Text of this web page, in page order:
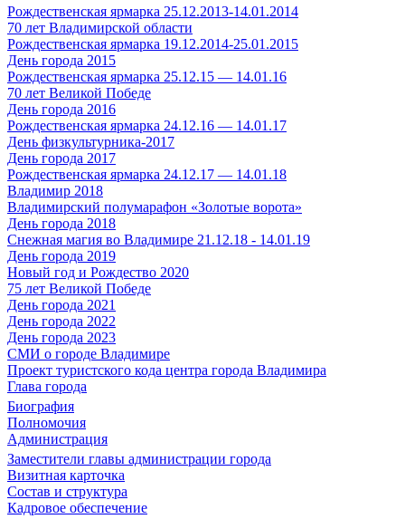
Рождественская ярмарка 25.12.2013-14.01.2014
70 лет Владимирской области
Рождественская ярмарка 19.12.2014-25.01.2015
День города 2015
Рождественская ярмарка 25.12.15 — 14.01.16
70 лет Великой Победе
День города 2016
Рождественская ярмарка 24.12.16 — 14.01.17
День физкультурника-2017
День города 2017
Рождественская ярмарка 24.12.17 — 14.01.18
Владимир 2018
Владимирский полумарафон «Золотые ворота»
День города 2018
Снежная магия во Владимире 21.12.18 - 14.01.19
День города 2019
Новый год и Рождество 2020
75 лет Великой Победе
День города 2021
День города 2022
День города 2023
СМИ о городе Владимире
Проект туристского кода центра города Владимира
Глава города
Биография
Полномочия
Администрация
Заместители главы администрации города
Визитная карточка
Состав и структура
Кадровое обеспечение